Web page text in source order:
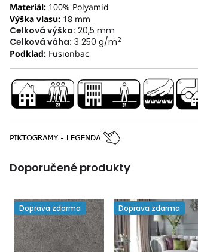
Materiál: 100% Polyamid
Výška vlasu: 18 mm
Celková výška: 20,5 mm
Celková váha: 3 250 g/m2
Podklad: Fusionbac
Doporučené produkty
Doprava zdarma Doprava zdarma